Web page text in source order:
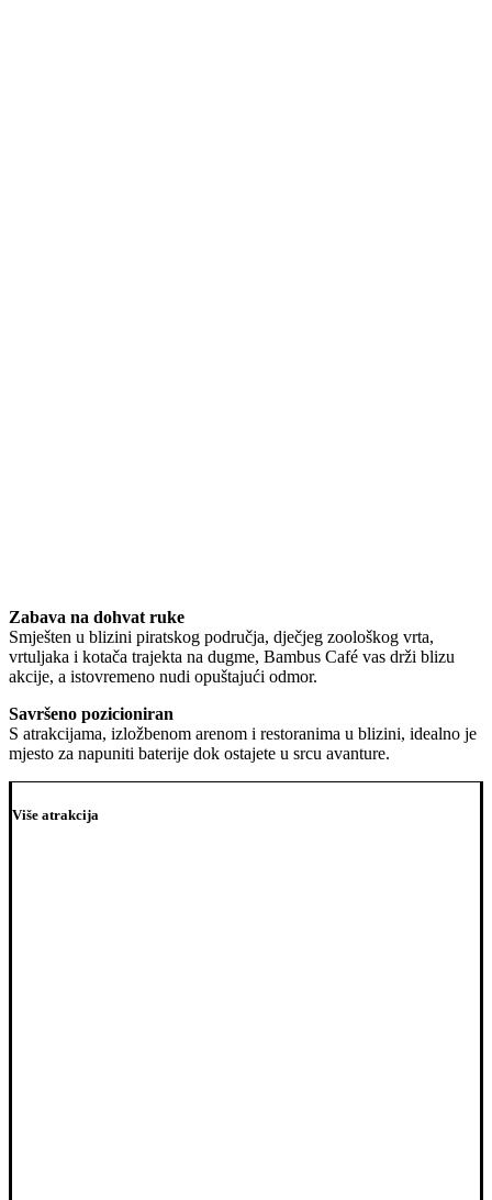
Zabava na dohvat ruke
Smješten u blizini piratskog područja, dječjeg zoološkog vrta,
vrtuljaka i kotača trajekta na dugme, Bambus Café vas drži blizu
akcije, a istovremeno nudi opuštajući odmor.
Savršeno pozicioniran
S atrakcijama, izložbenom arenom i restoranima u blizini, idealno je
mjesto za napuniti baterije dok ostajete u srcu avanture.
Više atrakcija